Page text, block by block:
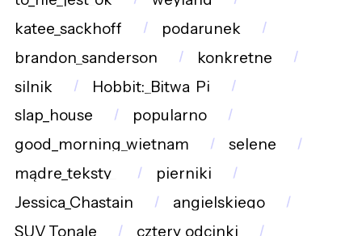
katee_sackhoff
podarunek
brandon_sanderson
konkretne
silnik
Hobbit:_Bitwa_Pi
slap_house
popularno
good_morning_wietnam
selene
mądre_teksty_
pierniki
Jessica_Chastain
angielskiego
SUV_Tonale
cztery_odcinki